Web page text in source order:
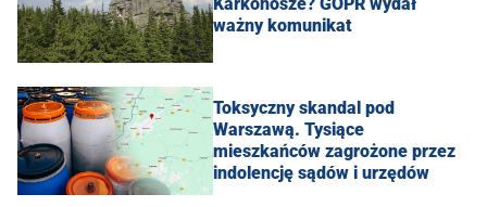
ważny komunikat
Toksyczny skandal pod
Warszawą. Tysiące
mieszkańców zagrożone przez
indolencję sądów i urzędów